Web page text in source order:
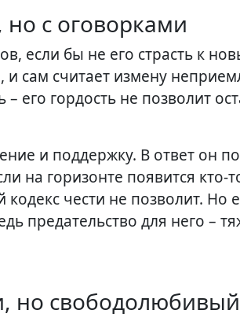
с оговорками
если бы не его страсть к
и сам считает измену
его гордость не позволит
и поддержку. В ответ он
на горизонте появится кто-
чести не позволит. Но
предательство для него –
но